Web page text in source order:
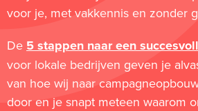
voor je, met vakkennis en zonder
De 5 stappen naar een
voor lokale bedrijven geven je
van hoe wij naar
door en je snapt meteen waarom